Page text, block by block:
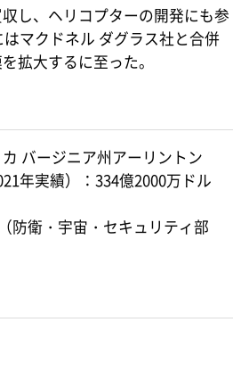
し、ヘリコプターの開発にも参
マクドネル ダグラス社と合併
拡大するに至った。
バージニア州アーリントン
年実績）：334億2000万ドル
防衛・宇宙・セキュリティ部